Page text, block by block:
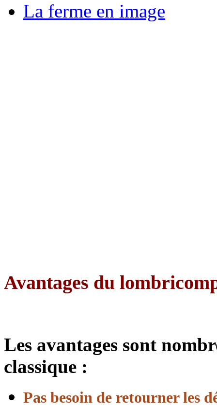
La ferme en image
Avantages du
Les avantages sont
classique :
Pas besoin de retourner les